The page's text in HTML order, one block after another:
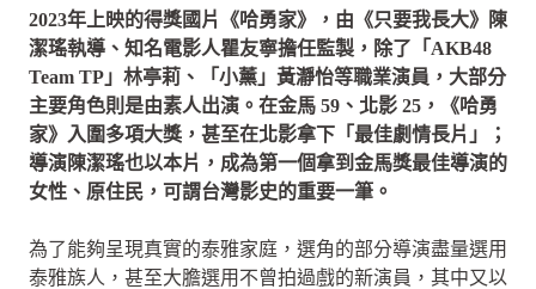
2023年上映的得獎國片《哈勇家》，由《只要我長大》陳
潔瑤執導、知名電影人瞿友寧擔任監製，除了「AKB48
Team TP」林亭莉、「小薰」黃瀞怡等職業演員，大部分
主要角色則是由素人出演。在金馬 59、北影 25，《哈勇
家》入圍多項大獎，甚至在北影拿下「最佳劇情長片」；
導演陳潔瑤也以本片，成為第一個拿到金馬獎最佳導演的
女性、原住民，可謂台灣影史的重要一筆。
為了能夠呈現真實的泰雅家庭，選角的部分導演盡量選用
泰雅族人，甚至大膽選用不曾拍過戲的新演員，其中又以